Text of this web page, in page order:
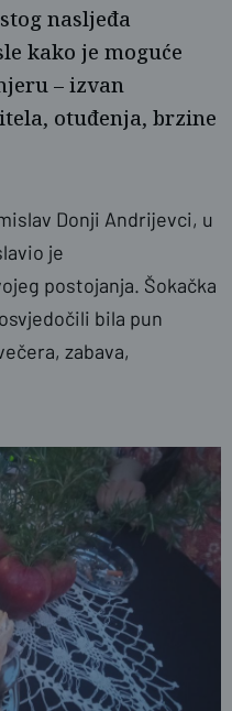
nasljeđa
kako je moguće
– izvan
otuđenja, brzine
Donji Andrijevci, u
je
postojanja. Šokačka
bila pun
zabava,